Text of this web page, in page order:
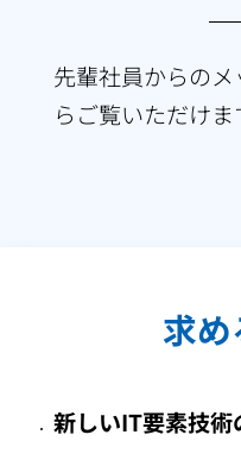
先輩社員からのメ
らご覧いただけま
求
新しいIT要素技